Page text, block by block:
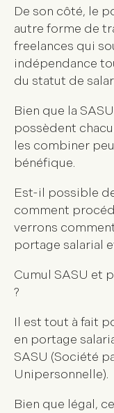
De son côté, le
autre forme de
freelances qui
indépendance
du statut de
Bien que la
possèdent
les combiner
bénéfique.
Est-il possible
comment
verrons
portage salarial
Cumul SASU et
?
Il est tout à fait
en portage
SASU (Société
Unipersonnelle).
Bien que légal,